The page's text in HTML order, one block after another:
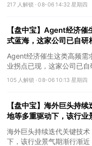
217 人解锁 ·08-06 14:32 星期四
【盘中宝】Agent经济
式蓝海，这家公司已自研
Agent经济催生这类高频需
业拐点已现，这家公司已自
105 人解锁 ·08-06 10:13 星期四
【盘中宝】海外巨头持
地等多重驱动下，该行业
身智能深度融合
海外巨头持续迭代关键技
下，该行业景气期渐行渐